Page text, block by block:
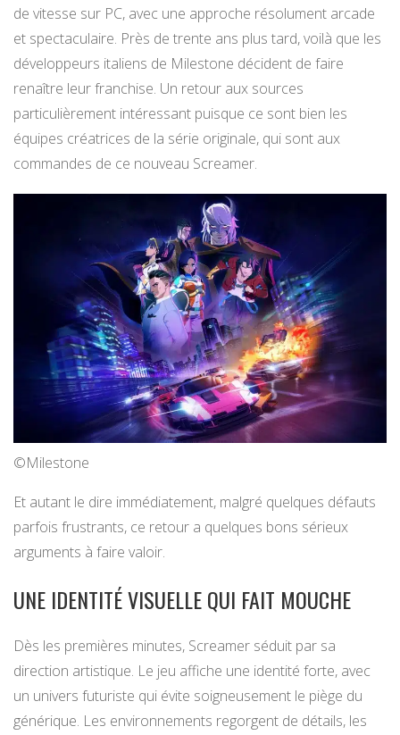
de vitesse sur PC, avec une approche résolument arcade
et spectaculaire. Près de trente ans plus tard, voilà que les
développeurs italiens de Milestone décident de faire
renaître leur franchise. Un retour aux sources
particulièrement intéressant puisque ce sont bien les
équipes créatrices de la série originale, qui sont aux
commandes de ce nouveau Screamer.
©Milestone
Et autant le dire immédiatement, malgré quelques défauts
parfois frustrants, ce retour a quelques bons sérieux
arguments à faire valoir.
UNE IDENTITÉ VISUELLE QUI FAIT MOUCHE
Dès les premières minutes, Screamer séduit par sa
direction artistique. Le jeu affiche une identité forte, avec
un univers futuriste qui évite soigneusement le piège du
générique. Les environnements regorgent de détails, les